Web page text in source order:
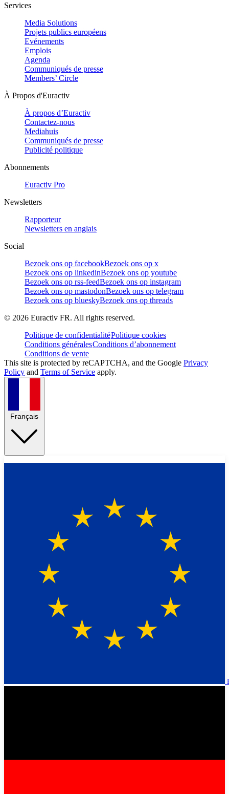
Services
Media Solutions
Projets publics européens
Evénements
Emplois
Agenda
Communiqués de presse
Members’ Circle
À Propos d'Euractiv
À propos d’Euractiv
Contactez-nous
Mediahuis
Communiqués de presse
Publicité politique
Abonnements
Euractiv Pro
Newsletters
Rapporteur
Newsletters en anglais
Social
Bezoek ons op facebookBezoek ons op x
Bezoek ons op linkedinBezoek ons op youtube
Bezoek ons op rss-feedBezoek ons op instagram
Bezoek ons op mastodonBezoek ons op telegram
Bezoek ons op blueskyBezoek ons op threads
© 2026 Euractiv FR. All rights reserved.
Politique de confidentialitéPolitique cookies
Conditions généralesConditions d’abonnement
Conditions de vente
This site is protected by reCAPTCHA, and the Google Privacy
Policy and Terms of Service apply.
Français